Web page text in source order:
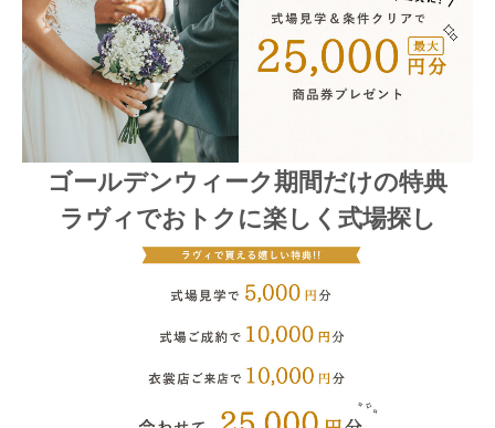
ゴールデンウィーク期間だけの特典
ラヴィでおトクに楽しく式場探し